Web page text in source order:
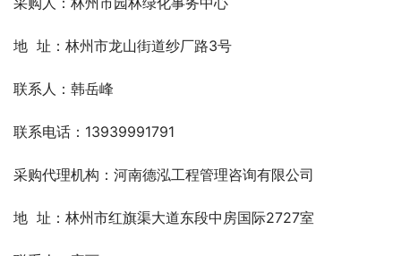
地  址：林州市龙山街道纱厂路3号
联系人：韩岳峰
联系电话：13939991791
采购代理机构：河南德泓工程管理咨询有限公司
地  址：林州市红旗渠大道东段中房国际2727室